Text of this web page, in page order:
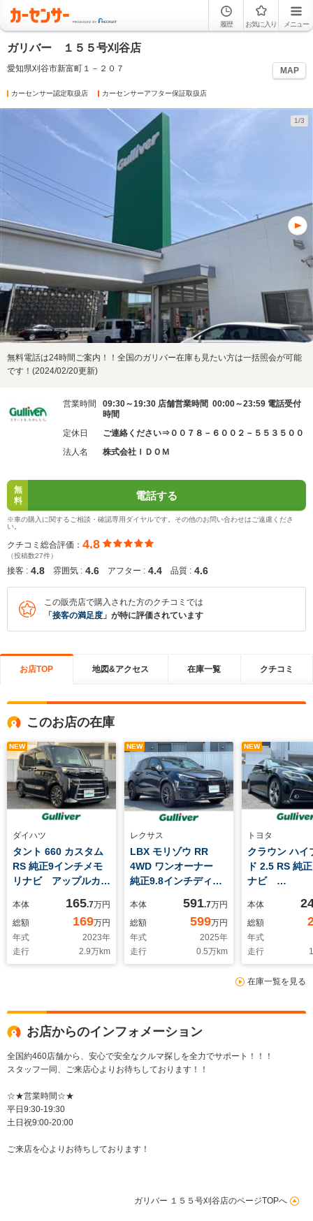
履歴 お気に入り メニュー
ガリバー １５５号刈谷店
愛知県刈谷市新富町１－２０７ MAP
カーセンサー認定取扱店 カーセンサーアフター保証取扱店
1/3
無料電話は24時間ご案内！！全国のガリバー在庫も見たい方は一括照会が可能
です！(2024/02/20更新)
営業時間
09:30～19:30 店舗営業時間 00:00～23:59 電話受付
時間
定休日
ご連絡ください⇒００７８－６００２－５５３５００
法人名
株式会社ＩＤＯＭ
無
料
電話する
※車の購入に関するご相談・確認専用ダイヤルです。その他のお問い合わせはご遠慮くださ
い。
クチコミ総合評価： 4.8
（投稿数27件）
接客 : 4.8 雰囲気 : 4.6 アフター : 4.4 品質 : 4.6
この販売店で購入された方のクチコミでは
「 接客の満足度 」が特に評価されています
お店TOP 地図&アクセス 在庫一覧 クチコミ
このお店の在庫
NEW
ダイハツ
タント 660 カスタム
RS 純正9インチメモ
リナビ アップルカー
フルセグ バックカメ
ラ 両側パワースライ
ドドア 前後コーナー
センサー 純正ビルト
インETC2.0 合皮
本体 165.7万円
総額
169万円
年式
2023年
走行
2.9万km
NEW
レクサス
LBX モリゾウ RR
4WD ワンオーナー
純正9.8インチディス
FM/AM/BT/USB/Miracast/
フルセグ レクサスセ
ーフティーシステム
+ ヘッドアップディ
スプレイ パラミック
本体 591.7万円
総額
599万円
年式
2025年
走行
0.5万km
NEW
トヨタ
クラウン ハイ
ド 2.5 RS 純
ナビ
フルセグ ト
フティーセン
ドアップディ
イ レザーシ
ワーシート
ーター・エ
本体
総額
年式
走行
在庫一覧を見る
お店からのインフォメーション
全国約460店舗から、安心で安全なクルマ探しを全力でサポート！！！
スタッフ一同、ご来店心よりお待ちしております！！
☆★営業時間☆★
平日9:30-19:30
土日祝9:00-20:00
ご来店を心よりお待ちしております！
ガリバー １５５号刈谷店のページTOPへ